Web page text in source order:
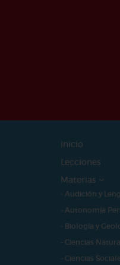
Inicio
Lecciones
Materias
- Audición y
- Autonomía
- Biología y
- Ciencias
- Ciencias